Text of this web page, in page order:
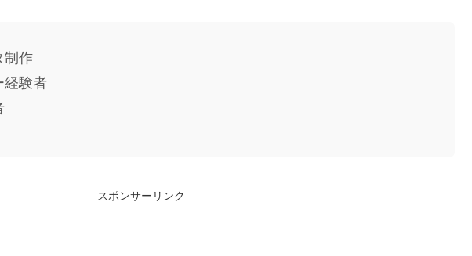
制作
経験者
スポンサーリンク